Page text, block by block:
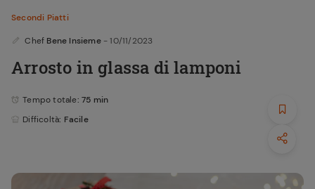
Secondi Piatti
Chef Bene Insieme - 10/11/2023
Arrosto in glassa di lamponi
Tempo totale: 75 min
Difficoltà: Facile